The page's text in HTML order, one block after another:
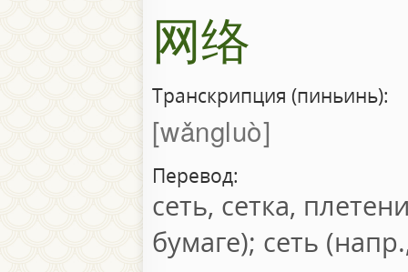
网络
Транскрипция (пиньинь):
wǎngluò
Перевод:
сеть, сетка,
бумаге); сеть